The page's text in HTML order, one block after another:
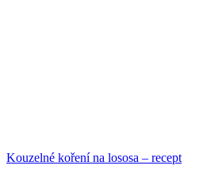
Kouzelné koření na lososa – recept